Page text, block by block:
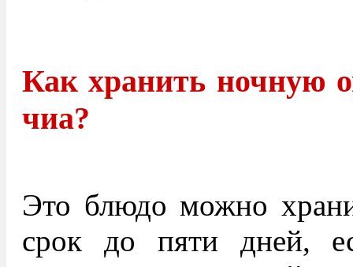
Как хранить ночную
чиа?
Это блюдо можно
срок до пяти дней,